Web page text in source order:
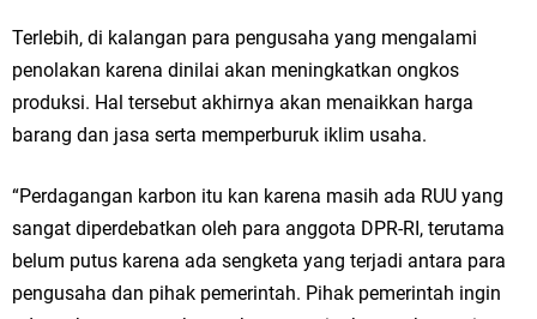
Terlebih, di kalangan para pengusaha yang mengalami
penolakan karena dinilai akan meningkatkan ongkos
produksi. Hal tersebut akhirnya akan menaikkan harga
barang dan jasa serta memperburuk iklim usaha.
“Perdagangan karbon itu kan karena masih ada RUU yang
sangat diperdebatkan oleh para anggota DPR-RI, terutama
belum putus karena ada sengketa yang terjadi antara para
pengusaha dan pihak pemerintah. Pihak pemerintah ingin